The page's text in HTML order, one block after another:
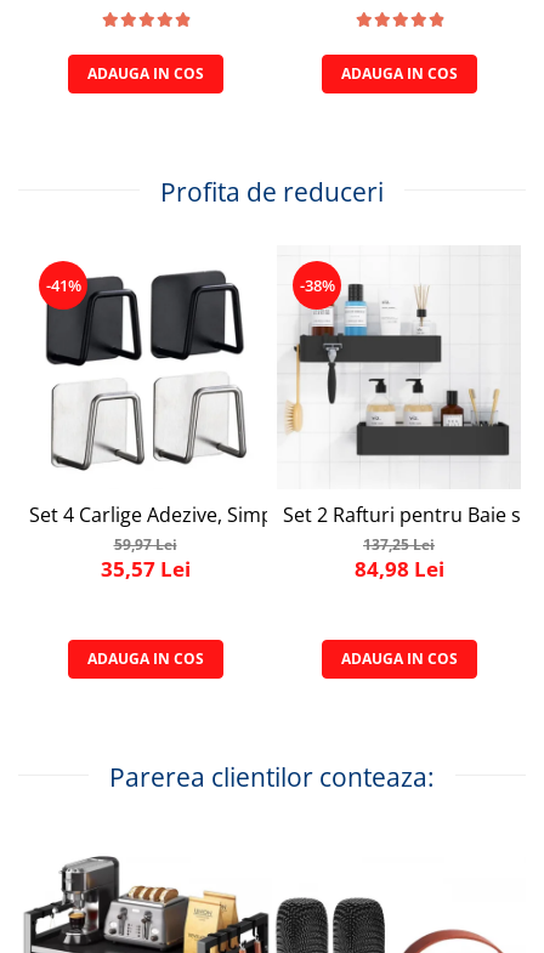
ADAUGA IN COS ADAUGA IN COS
Profita de reduceri
-41%
Set 4 Carlige Adezive, Simply Joy, Cuier pentru
59,97 Lei
35,57 Lei
ADAUGA IN COS
-38%
Set 2 Rafturi pentru Baie si
137,25 Lei
84,98 Lei
ADAUGA IN COS
Parerea clientilor conteaza: